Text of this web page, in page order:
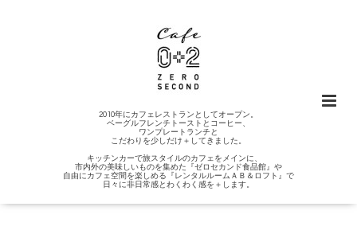
2010年にカフェレストランとしてオープン。
ベーグルフレンチトーストとコーヒー、
ワンプレートランチと
こだわりを少しだけ＋してきました。
キッチンカーで旅スタイルのカフェをメインに、
市内外の美味しいものを集めた『ゼロセカンド食品館』や
自由にカフェ空間を楽しめる『レンタルルームＡＢ＆ロフト』で
日々に非日常感とわくわく感を＋します。